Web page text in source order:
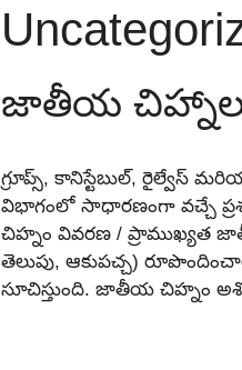
జాతీయ
గ్రూప్స్, కానిస్టేబుల్, రైల్వేస్
విభాగంలో సాధారణంగా వచ్చే
చిహ్నం వివరణ / ప్రాముఖ్యత
తెలుపు, ఆకుపచ్చ)
సూచిస్తుంది. జాతీయ చిహ్నం